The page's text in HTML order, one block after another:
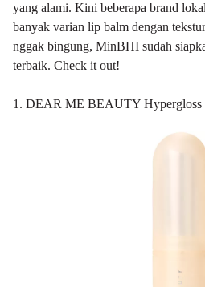
yang alami. Kini beberapa brand
banyak varian lip balm dengan
nggak bingung, MinBHI sudah
terbaik. Check it out!
1. DEAR ME BEAUTY Hypergloss